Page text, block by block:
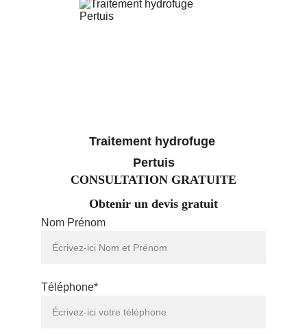
Nom Prénom
Téléphone*
Traitement hydrofuge
Pertuis
CONSULTATION GRATUITE
Obtenir un devis gratuit